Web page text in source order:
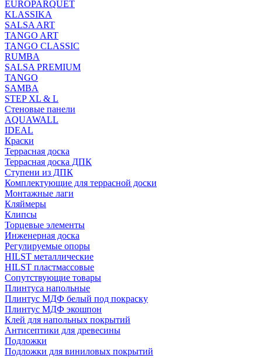
EUROPARQUET
KLASSIKA
SALSA ART
TANGO ART
TANGO CLASSIC
RUMBA
SALSA PREMIUM
TANGO
SAMBA
STEP XL & L
Стеновые панели
AQUAWALL
IDEAL
Краски
Террасная доска
Террасная доска ДПК
Ступени из ДПК
Комплектующие для террасной доски
Монтажные лаги
Кляймеры
Клипсы
Торцевые элементы
Инженерная доска
Регулируемые опоры
HILST металлические
HILST пластмассовые
Сопутствующие товары
Плинтуса напольные
Плинтус МДФ белый под покраску
Плинтус МДФ экошпон
Клей для напольных покрытий
Антисептики для древесины
Подложки
Подложки для виниловых покрытий